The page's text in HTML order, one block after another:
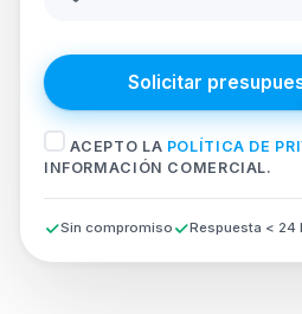
Solicitar
ACEPTO LA POLÍTICA DE
INFORMACIÓN COMERCIAL.
Sin compromiso Respuesta < 24